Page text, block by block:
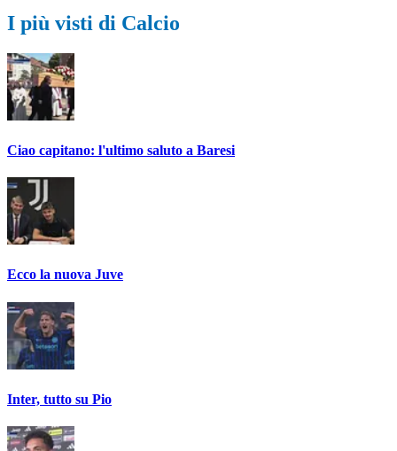
I più visti di Calcio
Ciao capitano: l'ultimo saluto a Baresi
Ecco la nuova Juve
Inter, tutto su Pio